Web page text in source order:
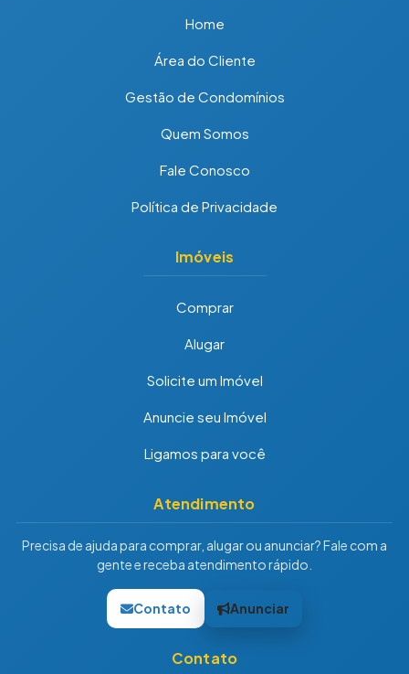
Home
Área do Cliente
Gestão de Condomínios
Quem Somos
Fale Conosco
Política de Privacidade
Imóveis
Comprar
Alugar
Solicite um Imóvel
Anuncie seu Imóvel
Ligamos para você
Atendimento
Precisa de ajuda para comprar, alugar ou anunciar? Fale com a
gente e receba atendimento rápido.
Contato Anunciar
Contato